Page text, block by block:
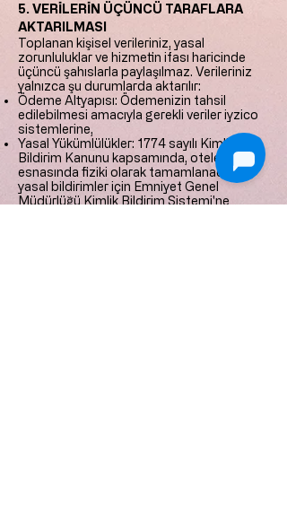
5. VERİLERİN ÜÇÜNCÜ TARAFLARA
AKTARILMASI
Toplanan kişisel verileriniz, yasal
zorunluluklar ve hizmetin ifası haricinde
üçüncü şahıslarla paylaşılmaz. Verileriniz
yalnızca şu durumlarda aktarılır:
Ödeme Altyapısı: Ödemenizin tahsil
edilebilmesi amacıyla gerekli veriler iyzico
sistemlerine,
Yasal Yükümlülükler: 1774 sayılı Kimlik
Bildirim Kanunu kapsamında, otele giriş
esnasında fiziki olarak tamamlanacak
yasal bildirimler için Emniyet Genel
Müdürlüğü Kimlik Bildirim Sistemi'ne